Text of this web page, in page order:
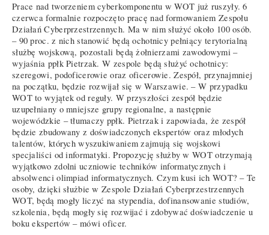
Prace nad tworzeniem cyberkomponentu w WOT już ruszyły. 6
czerwca formalnie rozpoczęto pracę nad formowaniem Zespołu
Działań Cyberprzestrzennych. Ma w nim służyć około 100 osób.
– 90 proc. z nich stanowić będą ochotnicy pełniący terytorialną
służbę wojskową, pozostali będą żołnierzami zawodowymi –
wyjaśnia ppłk Pietrzak. W zespole będą służyć ochotnicy:
szeregowi, podoficerowie oraz oficerowie. Zespół, przynajmniej
na początku, będzie rozwijał się w Warszawie. – W przypadku
WOT to wyjątek od reguły. W przyszłości zespół będzie
uzupełniany o mniejsze grupy regionalne, a następnie
wojewódzkie – tłumaczy ppłk. Pietrzak i zapowiada, że zespół
będzie zbudowany z doświadczonych ekspertów oraz młodych
talentów, których wyszukiwaniem zajmują się wojskowi
specjaliści od informatyki. Propozycję służby w WOT otrzymają
wyjątkowo zdolni uczniowie techników informatycznych i
absolwenci olimpiad informatycznych. Czym kusi ich WOT? – Te
osoby, dzięki służbie w Zespole Działań Cyberprzestrzennych
WOT, będą mogły liczyć na stypendia, dofinansowanie studiów,
szkolenia, będą mogły się rozwijać i zdobywać doświadczenie u
boku ekspertów – mówi oficer.